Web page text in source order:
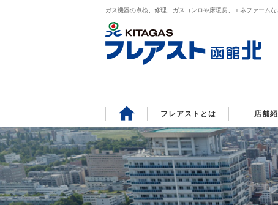
ガス機器の点検、修理、ガスコンロや床暖房、エネファーム
フレアストとは 店舗